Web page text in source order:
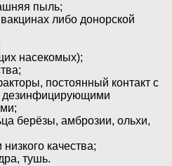
пыль;
либо донорской
насекомых);
постоянный контакт с
берёзы, амброзии, ольхи,
качества;
тушь.